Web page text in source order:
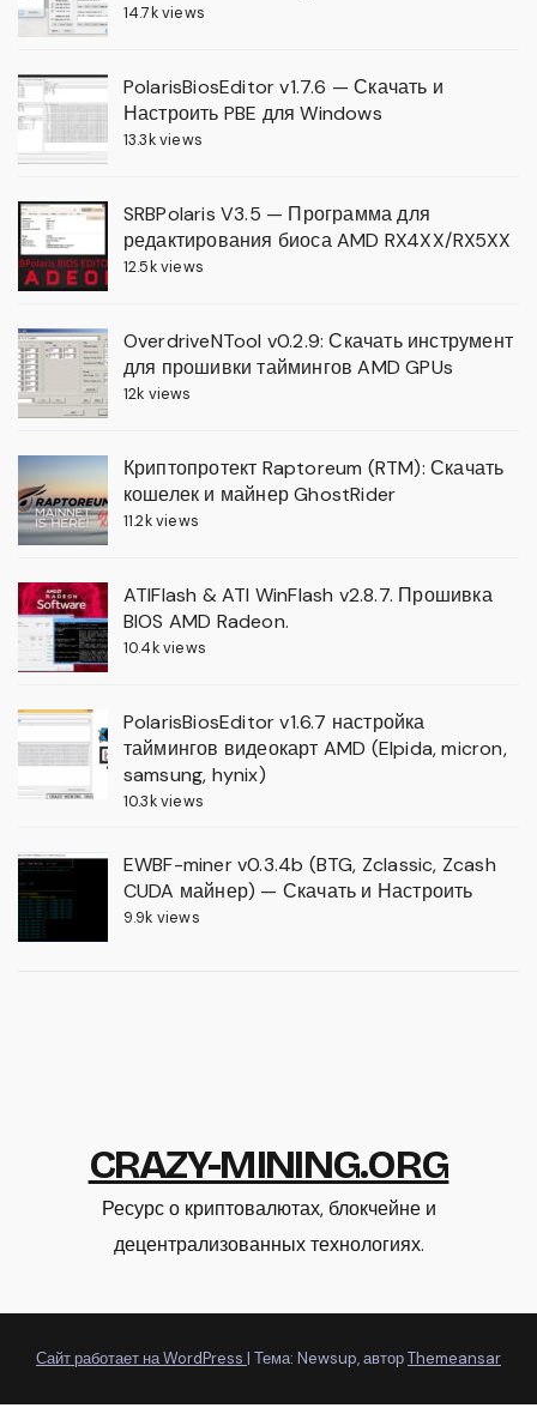
14.7k views
PolarisBiosEditor v1.7.6 — Скачать и
Настроить PBE для Windows
13.3k views
SRBPolaris V3.5 — Программа для
редактирования биоса AMD RX4XX/RX5XX
12.5k views
OverdriveNTool v0.2.9: Скачать инструмент
для прошивки таймингов AMD GPUs
12k views
Криптопротект Raptoreum (RTM): Скачать
кошелек и майнер GhostRider
11.2k views
ATIFlash & ATI WinFlash v2.8.7. Прошивка
BIOS AMD Radeon.
10.4k views
PolarisBiosEditor v1.6.7 настройка
таймингов видеокарт AMD (Elpida, micron,
samsung, hynix)
10.3k views
EWBF-miner v0.3.4b (BTG, Zclassic, Zcash
CUDA майнер) — Скачать и Настроить
9.9k views
CRAZY-MINING.ORG
Ресурс о криптовалютах, блокчейне и
децентрализованных технологиях.
Сайт работает на WordPress | Тема: Newsup, авторThemeansar